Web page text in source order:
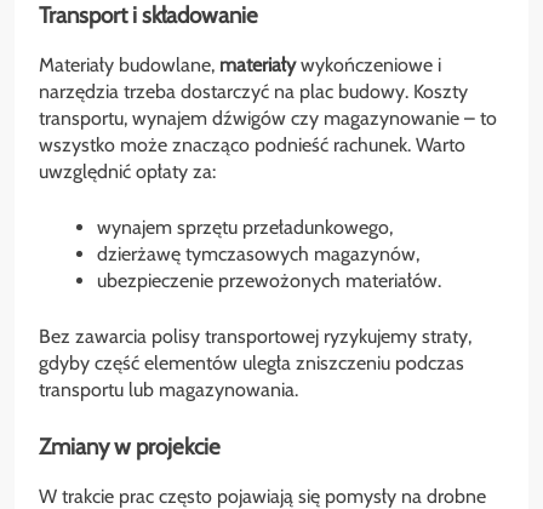
Transport i składowanie
Materiały budowlane, materiaływykończeniowe i
narzędzia trzeba dostarczyć na plac budowy. Koszty
transportu, wynajem dźwigów czy magazynowanie – to
wszystko może znacząco podnieść rachunek. Warto
uwzględnić opłaty za:
wynajem sprzętu przeładunkowego,
dzierżawę tymczasowych magazynów,
ubezpieczenie przewożonych materiałów.
Bez zawarcia polisy transportowej ryzykujemy straty,
gdyby część elementów uległa zniszczeniu podczas
transportu lub magazynowania.
Zmiany w projekcie
W trakcie prac często pojawiają się pomysły na drobne